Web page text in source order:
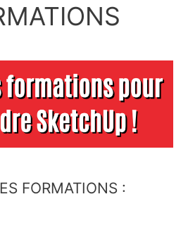
FORMATIONS :